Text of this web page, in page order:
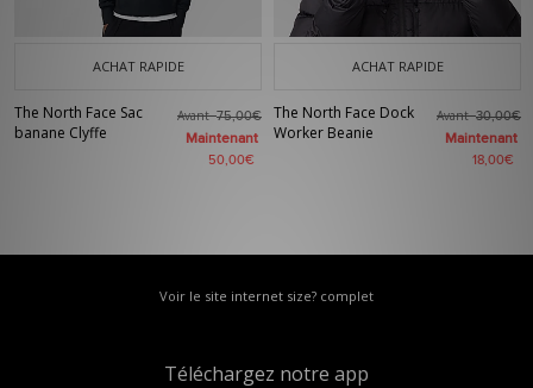
ACHAT RAPIDE
The North Face Sac
banane Clyffe
Avant75,00€
Maintenant
50,00€
ACHAT RAPIDE
The North Face Dock
Worker Beanie
Avant30,00€
Maintenant
18,00€
Voir le site internet size? complet
Téléchargez notre app